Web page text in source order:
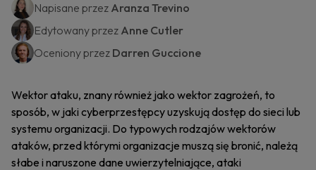
Napisane przez Aranza Trevino
Edytowany przez Anne Cutler
Oceniony przez Darren Guccione
Wektor ataku, znany również jako wektor zagrożeń, to
sposób, w jaki cyberprzestępcy uzyskują dostęp do sieci lub
systemu organizacji. Do typowych rodzajów wektorów
ataków, przed którymi organizacje muszą się bronić, należą
słabe i naruszone dane uwierzytelniające, ataki